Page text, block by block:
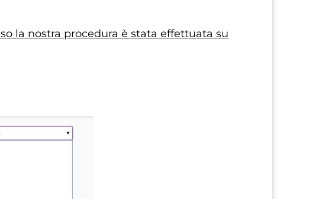
la nostra procedura è stata effettuata su